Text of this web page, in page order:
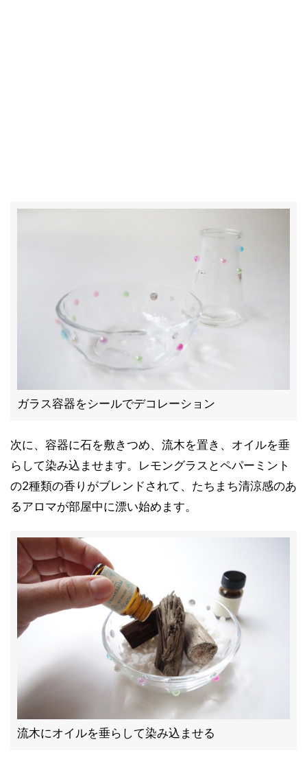
ガラス容器をシールでデコレーション
次に、容器に石を敷きつめ、流木を置き、オイルを垂
らして染み込ませます。レモングラスとペパーミント
の2種類の香りがブレンドされて、たちまち清涼感のあ
るアロマが部屋中に漂い始めます。
流木にオイルを垂らして染み込ませる